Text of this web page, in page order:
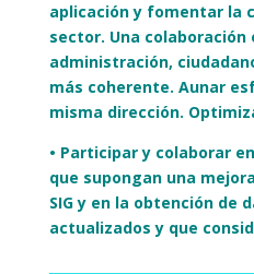
aplicación y fomentar la
sector. Una colaboración
administración,
más coherente. Aunar
misma dirección.
• Participar y colaborar
que supongan una
SIG y en la obtención de
actualizados y que